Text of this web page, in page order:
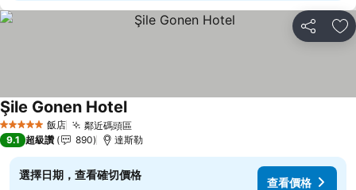
分享 加
5 星級 飯店 鄰近碼頭區
Şile Gonen Hotel
9.1 超級讚 890 達斯勒
選擇日期，查看確切價格
查看價格